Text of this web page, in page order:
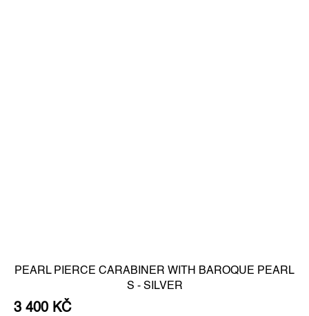
PEARL PIERCE CARABINER WITH BAROQUE PEARL
S - SILVER
3 400 KČ